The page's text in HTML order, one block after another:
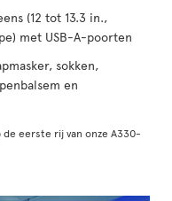
(12 tot 13.3 in.,
met USB-A-poorten
sokken,
en
eerste rij van onze A330-